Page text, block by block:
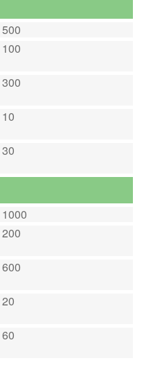
500
100
300
10
30
1000
200
600
20
60